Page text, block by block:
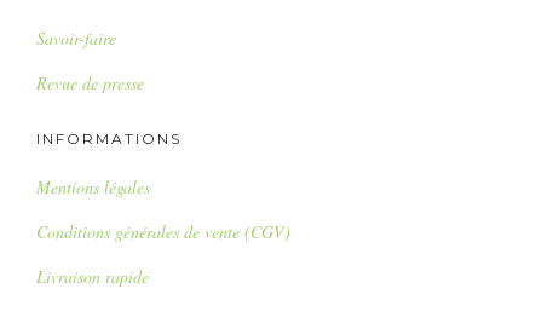
Savoir-faire
Revue de presse
INFORMATIONS
Mentions légales
Conditions générales de vente (CGV)
Livraison rapide